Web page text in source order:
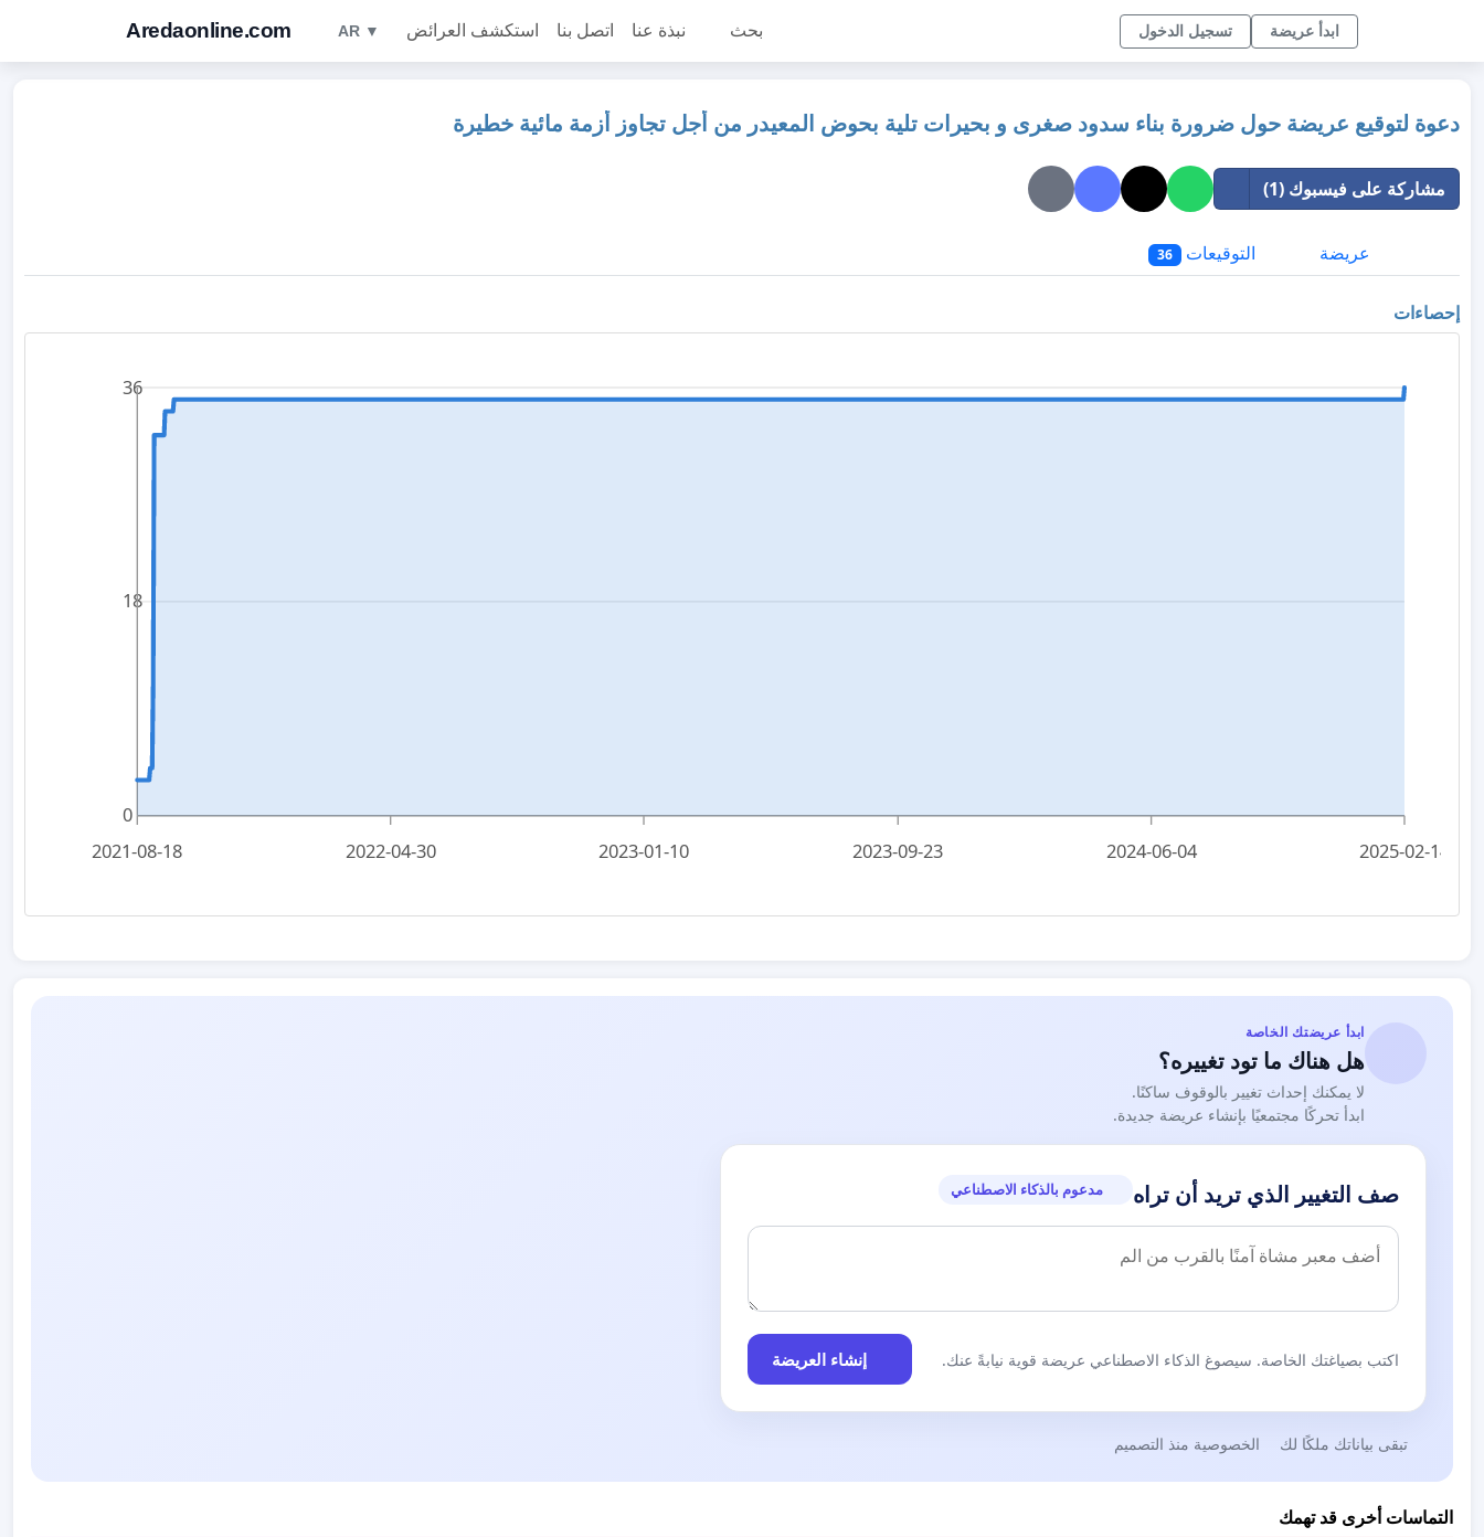
Aredaonline.com AR ▼ استكشف العرائض اتصل بنا نبذة عنا بحث تسجيل الدخول ابدأ عريضة
دعوة لتوقيع عريضة حول ضرورة بناء سدود صغرى و بحيرات تلية بحوض المعيدر من أجل تجاوز أزمة مائية خطيرة
مشاركة على فيسبوك (1)
عريضة التوقيعات 36
إحصاءات
0
18
36
2021-08-18 2022-04-30 2023-01-10 2023-09-23 2024-06-04 2025-02-14
ابدأ عريضتك الخاصة
هل هناك ما تود تغييره؟
لا يمكنك إحداث تغيير بالوقوف ساكنًا.
ابدأ تحركًا مجتمعيًا بإنشاء عريضة جديدة.
صف التغيير الذي تريد أن تراه مدعوم بالذكاء الاصطناعي
اكتب بصياغتك الخاصة. سيصوغ الذكاء الاصطناعي عريضة قوية نيابةً عنك. إنشاء العريضة
تبقى بياناتك ملكًا لك الخصوصية منذ التصميم
التماسات أخرى قد تهمك